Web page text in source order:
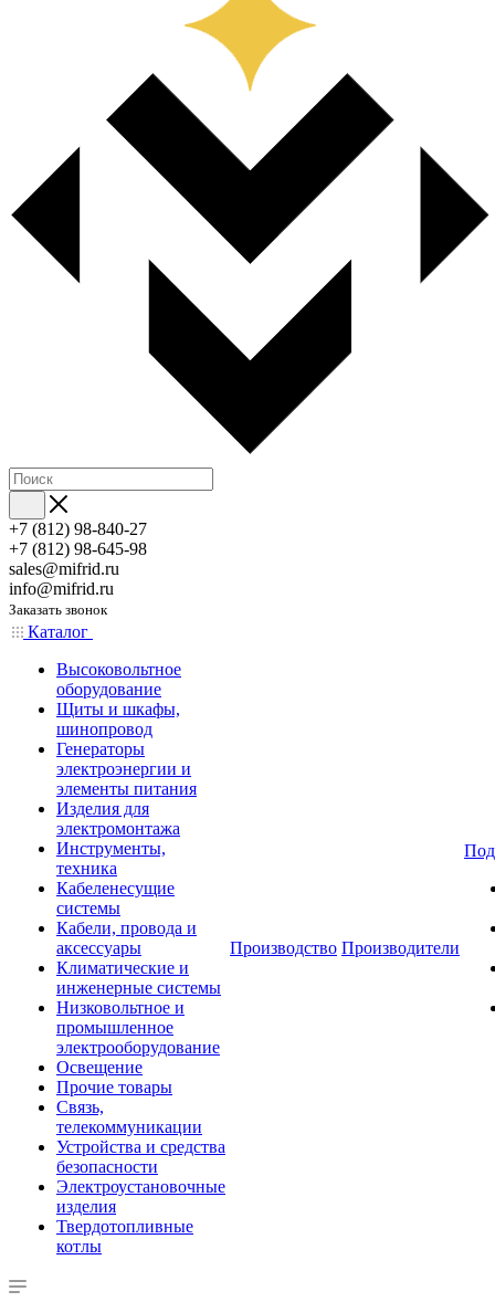
+7 (812) 98-840-27
+7 (812) 98-645-98
sales@mifrid.ru
info@mifrid.ru
Заказать звонок
Каталог
Высоковольтное
оборудование
Щиты и шкафы,
шинопровод
Генераторы
электроэнергии и
элементы питания
Изделия для
электромонтажа
Инструменты,
техника
Кабеленесущие
системы
Кабели, провода и
аксессуары
Климатические и
инженерные системы
Низковольтное и
промышленное
электрооборудование
Освещение
Прочие товары
Связь,
телекоммуникации
Устройства и средства
безопасности
Электроустановочные
изделия
Твердотопливные
котлы
Производство Производители